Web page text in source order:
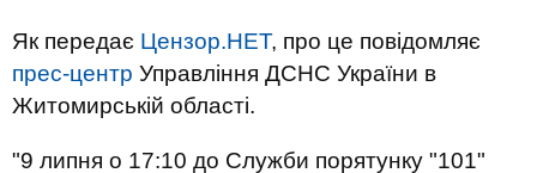
Як передає Цензор.НЕТ, про це повідомляє
прес-центр Управління ДСНС України в
Житомирській області.
"9 липня о 17:10 до Служби порятунку "101"